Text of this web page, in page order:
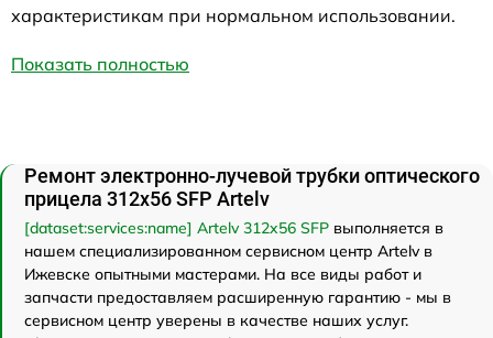
характеристикам при нормальном использовании.
Показать полностью
Ремонт электронно-лучевой трубки оптического
прицела 312x56 SFP Artelv
[dataset:services:name] Artelv 312x56 SFP выполняется в
нашем специализированном сервисном центр Artelv в
Ижевске опытными мастерами. На все виды работ и
запчасти предоставляем расширенную гарантию - мы в
сервисном центр уверены в качестве наших услуг.